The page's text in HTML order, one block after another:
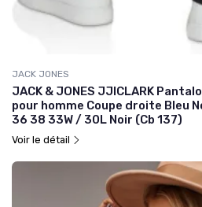
JACK JONES
JACK & JONES JJICLARK
pour homme Coupe droite Bleu
36 38 33W / 30L Noir (Cb 137)
Voir le détail